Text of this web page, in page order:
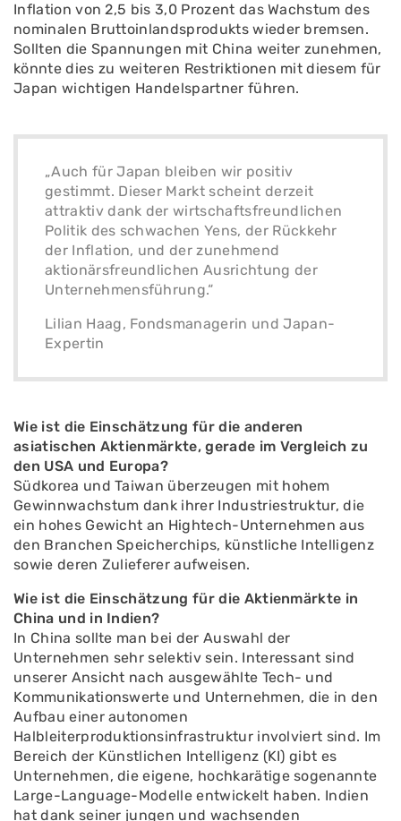
Inflation von 2,5 bis 3,0 Prozent das Wachstum des
nominalen Bruttoinlandsprodukts wieder bremsen.
Sollten die Spannungen mit China weiter zunehmen,
könnte dies zu weiteren Restriktionen mit diesem für
Japan wichtigen Handelspartner führen.
„Auch für Japan bleiben wir positiv
gestimmt. Dieser Markt scheint derzeit
attraktiv dank der wirtschaftsfreundlichen
Politik des schwachen Yens, der Rückkehr
der Inflation, und der zunehmend
aktionärsfreundlichen Ausrichtung der
Unternehmensführung.“
Lilian Haag, Fondsmanagerin und Japan-
Expertin
Wie ist die Einschätzung für die anderen
asiatischen Aktienmärkte, gerade im Vergleich zu
den USA und Europa?
Südkorea und Taiwan überzeugen mit hohem
Gewinnwachstum dank ihrer Industriestruktur, die
ein hohes Gewicht an Hightech-Unternehmen aus
den Branchen Speicherchips, künstliche Intelligenz
sowie deren Zulieferer aufweisen.
Wie ist die Einschätzung für die Aktienmärkte in
China und in Indien?
In China sollte man bei der Auswahl der
Unternehmen sehr selektiv sein. Interessant sind
unserer Ansicht nach ausgewählte Tech- und
Kommunikationswerte und Unternehmen, die in den
Aufbau einer autonomen
Halbleiterproduktionsinfrastruktur involviert sind. Im
Bereich der Künstlichen Intelligenz (KI) gibt es
Unternehmen, die eigene, hochkarätige sogenannte
Large-Language-Modelle entwickelt haben. Indien
hat dank seiner jungen und wachsenden